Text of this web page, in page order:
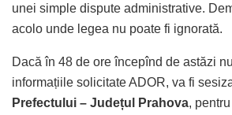
unei simple dispute administrative.
acolo unde legea nu poate fi ignorată.
Dacă în 48 de ore începînd de astăzi
informațiile solicitate ADOR, va fi
Prefectului – Județul Prahova,